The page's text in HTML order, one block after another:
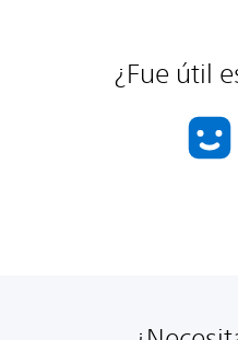
¿Fue útil